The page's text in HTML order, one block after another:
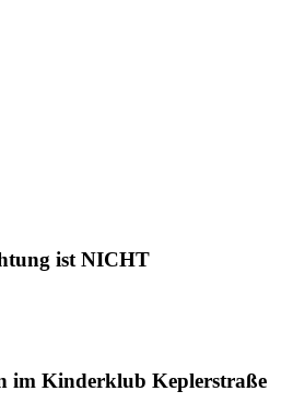
ist NICHT
im Kinderklub Keplerstraße